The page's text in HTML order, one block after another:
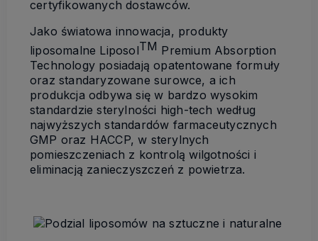
certyfikowanych dostawców.
Jako światowa innowacja, produkty
liposomalne LiposolTM Premium Absorption
Technology posiadają opatentowane formuły
oraz standaryzowane surowce, a ich
produkcja odbywa się w bardzo wysokim
standardzie sterylności high-tech według
najwyższych standardów farmaceutycznych
GMP oraz HACCP, w sterylnych
pomieszczeniach z kontrolą wilgotności i
eliminacją zanieczyszczeń z powietrza.